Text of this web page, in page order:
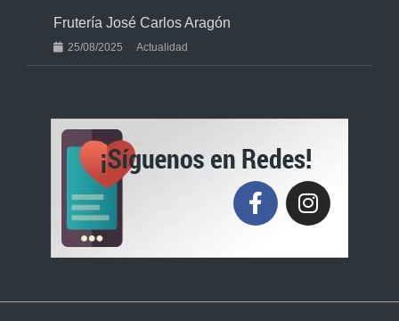
Frutería José Carlos Aragón
25/08/2025 Actualidad
F
c
e
b
o
o
-
I
n
s
t
a
g
r
m